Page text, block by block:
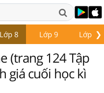
❯
Lớp 8 Lớp 9 Lớp 10
(trang 124 Tập
giá cuối học kì